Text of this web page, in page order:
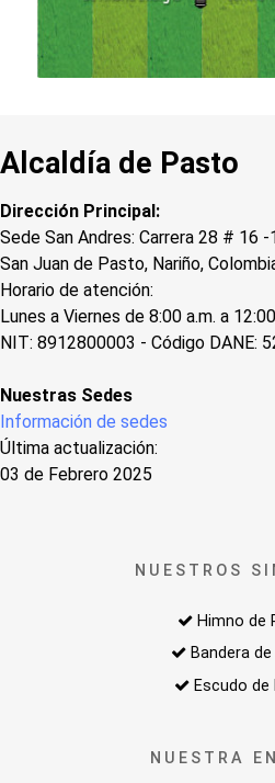
Alcaldía de Pasto
Dirección Principal:
Sede San Andres: Carrera 28 # 16 -
San Juan de Pasto, Nariño,
Horario de atención:
Lunes a Viernes de 8:00 a.m. a
NIT: 8912800003 - Código DANE:
Nuestras Sedes
Información de sedes
Última actualización:
03 de Febrero 2025
NUESTROS
Himno de
Bandera
Escudo
NUESTRA